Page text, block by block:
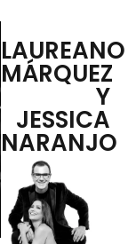
LAUREANO
MÁRQUEZ
Y
JESSICA
NARANJO